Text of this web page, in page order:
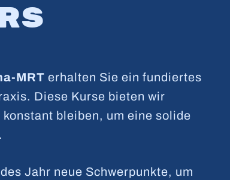
MRT erhalten Sie ein fundiertes
Diese Kurse bieten wir
bleiben, um eine solide
Jahr neue Schwerpunkte, um